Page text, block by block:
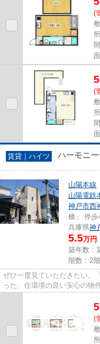
(
(
賃貸｜ハイツ ハーモニ
山陽本線
山陽電鉄
神戸市西
橋」 停歩
兵庫県神
5.5万円
築年数：
階数：2
ぜひ一度見ていただきたい、
った、住環境の良い安心の物
(